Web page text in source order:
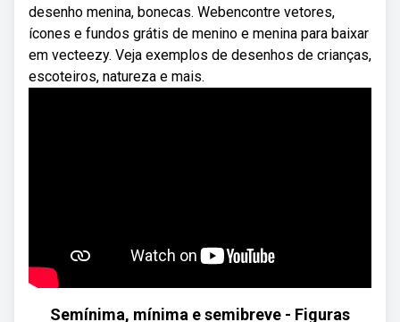
desenho menina, bonecas. Webencontre vetores,
ícones e fundos grátis de menino e menina para baixar
em vecteezy. Veja exemplos de desenhos de crianças,
escoteiros, natureza e mais.
Semínima, mínima e semibreve - Figuras